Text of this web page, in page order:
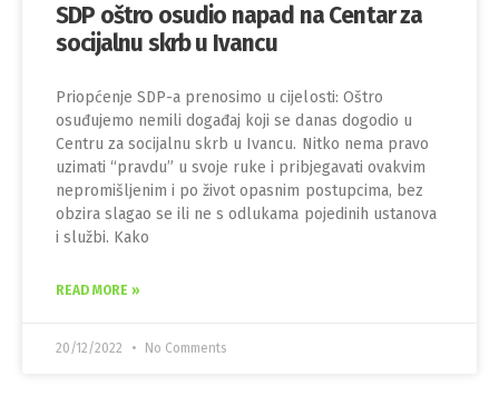
SDP oštro osudio napad na Centar za
socijalnu skrb u Ivancu
Priopćenje SDP-a prenosimo u cijelosti: Oštro
osuđujemo nemili događaj koji se danas dogodio u
Centru za socijalnu skrb u Ivancu. Nitko nema pravo
uzimati “pravdu” u svoje ruke i pribjegavati ovakvim
nepromišljenim i po život opasnim postupcima, bez
obzira slagao se ili ne s odlukama pojedinih ustanova
i službi. Kako
READ MORE »
20/12/2022 No Comments